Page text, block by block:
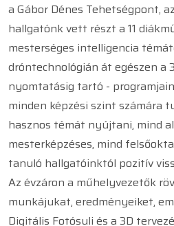
a Gábor Dénes Tehetségpont,
hallgatónk vett részt a 11
mesterséges intelligencia
dróntechnológián át egészen a
nyomtatásig tartó -
minden képzési szint számára
hasznos témát nyújtani, mind
mesterképzéses, mind
tanuló hallgatóinktól pozitív
Az évzáron a műhelyvezetők
munkájukat, eredményeiket,
Digitális Fotósuli és a 3D